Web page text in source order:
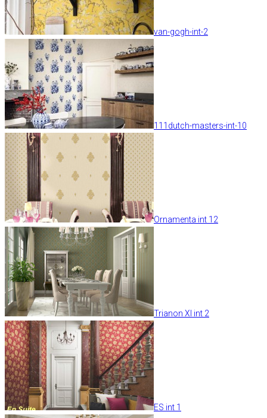
van-gogh-int-2
111dutch-masters-int-10
Ornamenta int 12
Trianon XI int 2
ES int 1